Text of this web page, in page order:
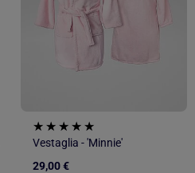
Vestaglia - 'Minnie'
29,00 €